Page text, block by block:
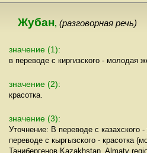
Жубан, (разговорная речь)
значение (1):
в переводе с киргизского - молодая
значение (2):
красотка.
значение (3):
Уточнение: В переводе с казахского
переводе с кыргызского - красотка
Танибергенов,Kazakhstan, Almaty